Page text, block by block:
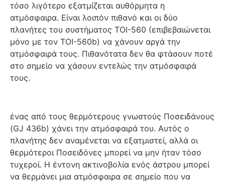
τόσο λιγότερο εξατμίζεται αυθόρμητα η
ατμόσφαιρα. Είναι λοιπόν πιθανό και οι δύο
πλανήτες του συστήματος TOI-560 (επιβεβαιώνεται
μόνο με τον TOI-560b) να χάνουν αργά την
ατμόσφαιρά τους. Πιθανότατα δεν θα φτάσουν ποτέ
στο σημείο να χάσουν εντελώς την ατμόσφαιρά
τους.
ένας από τους θερμότερους γνωστούς Ποσειδάνους
(GJ 436b) χάνει την ατμόσφαιρά του. Αυτός ο
πλανήτης δεν αναμένεται να εξατμιστεί, αλλά οι
θερμότεροι Ποσειδόνες μπορεί να μην ήταν τόσο
τυχεροί. Η έντονη ακτινοβολία ενός άστρου μπορεί
να θερμάνει μια ατμόσφαιρα σε σημείο που να